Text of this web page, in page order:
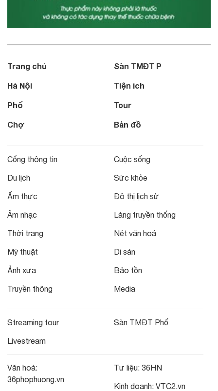
Trang chủ
Hà Nội
Phố
Chợ
Sàn TMĐT P
Tiện ích
Tour
Bản đồ
Cổng thông tin
Du lịch
Ẩm thực
Âm nhạc
Thời trang
Mỹ thuật
Ảnh xưa
Truyền thông
Cuộc sống
Sức khỏe
Đô thị lịch sử
Làng truyền thống
Nét văn hoá
Di sản
Bảo tồn
Media
Streaming tour
Livestream
Sàn TMĐT Phố
Văn hoá:
36phophuong.vn
Tư liệu: 36HN
Kinh doanh: VTC2.vn